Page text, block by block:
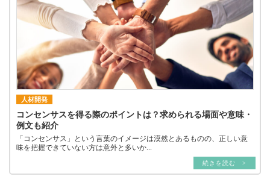
人材開発
コンセンサスを得る際のポイントは？求められる場面や意味・
例文も紹介
「コンセンサス」という言葉のイメージは漠然とあるものの、正しい意
味を把握できていない方は意外と多いか...
続きを読む >